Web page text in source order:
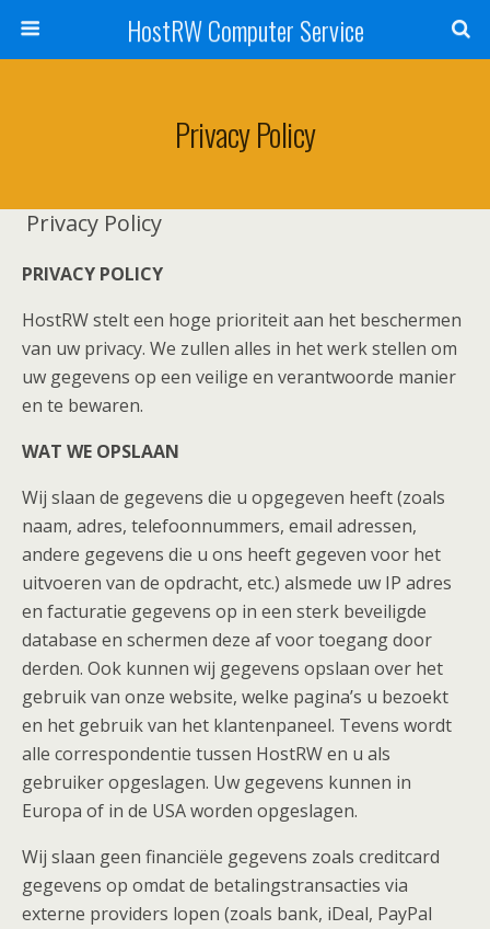
HostRW Computer Service
Privacy Policy
Privacy Policy
PRIVACY POLICY
HostRW stelt een hoge prioriteit aan het beschermen
van uw privacy. We zullen alles in het werk stellen om
uw gegevens op een veilige en verantwoorde manier
en te bewaren.
WAT WE OPSLAAN
Wij slaan de gegevens die u opgegeven heeft (zoals
naam, adres, telefoonnummers, email adressen,
andere gegevens die u ons heeft gegeven voor het
uitvoeren van de opdracht, etc.) alsmede uw IP adres
en facturatie gegevens op in een sterk beveiligde
database en schermen deze af voor toegang door
derden. Ook kunnen wij gegevens opslaan over het
gebruik van onze website, welke pagina’s u bezoekt
en het gebruik van het klantenpaneel. Tevens wordt
alle correspondentie tussen HostRW en u als
gebruiker opgeslagen. Uw gegevens kunnen in
Europa of in de USA worden opgeslagen.
Wij slaan geen financiële gegevens zoals creditcard
gegevens op omdat de betalingstransacties via
externe providers lopen (zoals bank, iDeal, PayPal